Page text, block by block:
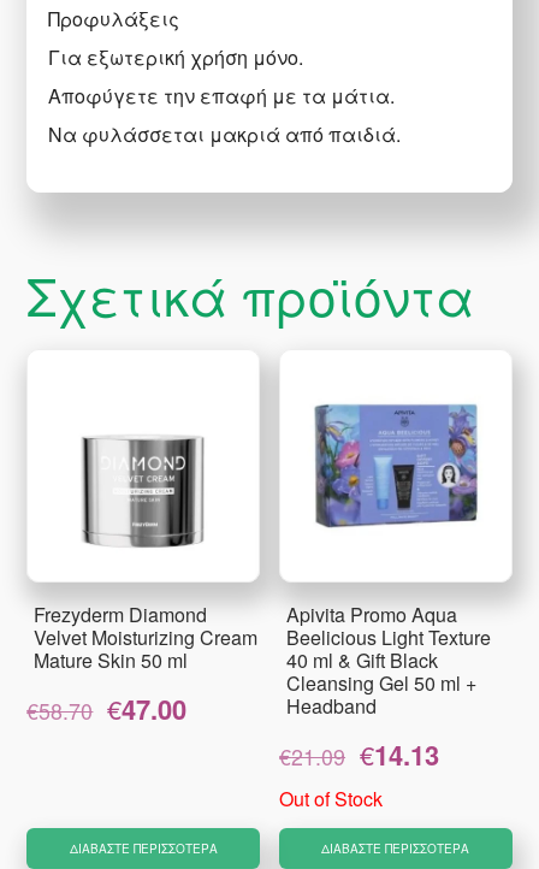
Προφυλάξεις
Για εξωτερική χρήση μόνο.
Αποφύγετε την επαφή με τα μάτια.
Να φυλάσσεται μακριά από παιδιά.
Σχετικά προϊόντα
Frezyderm Diamond
Velvet Moisturizing Cream
Mature Skin 50 ml
€58.70
Original
price
€47.00
ΔΙΑΒΆΣΤΕ ΠΕΡΙΣΣΌΤΕΡΑ
Apivita Promo Aqua
Beelicious Light Texture
40 ml & Gift Black
Cleansing Gel 50 ml +
Headband
€21.09
Original
price
was:
€14.13
€14.13.
Out of Stock
ΔΙΑΒΆΣΤΕ ΠΕΡΙΣΣΌΤΕΡΑ